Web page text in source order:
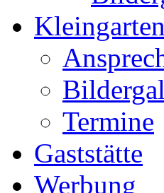
Termine
Gaststätte
Werbung